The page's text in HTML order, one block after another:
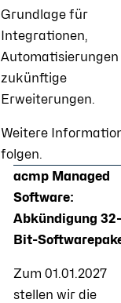
Grundlage für
Integrationen,
Automatisierungen
zukünftige
Erweiterungen.
Weitere
folgen.
acmp Managed
Software:
Abkündigung 32-
Bit-
Zum 01.01.2027
stellen wir die